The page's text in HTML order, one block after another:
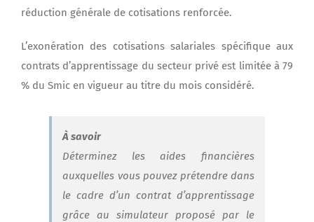
réduction générale de cotisations renforcée.
L’exonération des cotisations salariales spécifique aux
contrats d’apprentissage du secteur privé est limitée à 79
% du Smic en vigueur au titre du mois considéré.
À savoir
Déterminez les aides financières
auxquelles vous pouvez prétendre dans
le cadre d’un contrat d’apprentissage
grâce au simulateur proposé par le